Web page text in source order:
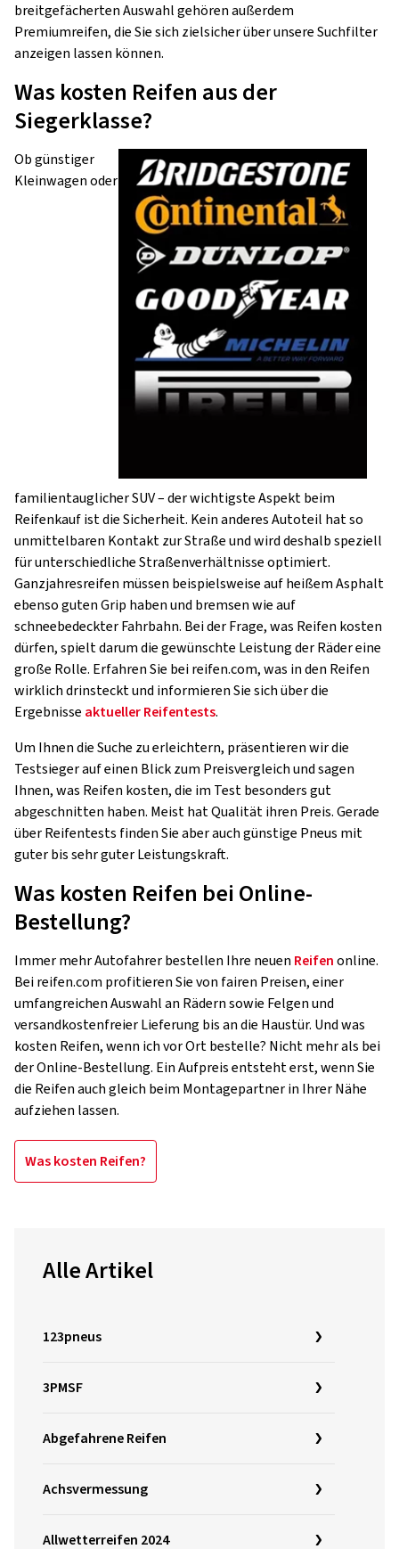
breitgefächerten Auswahl gehören außerdem
Premiumreifen, die Sie sich zielsicher über unsere Suchfilter
anzeigen lassen können.
Was kosten Reifen aus der
Siegerklasse?
Ob günstiger
Kleinwagen oder
familientauglicher SUV – der wichtigste Aspekt beim
Reifenkauf ist die Sicherheit. Kein anderes Autoteil hat so
unmittelbaren Kontakt zur Straße und wird deshalb speziell
für unterschiedliche Straßenverhältnisse optimiert.
Ganzjahresreifen müssen beispielsweise auf heißem Asphalt
ebenso guten Grip haben und bremsen wie auf
schneebedeckter Fahrbahn. Bei der Frage, was Reifen kosten
dürfen, spielt darum die gewünschte Leistung der Räder eine
große Rolle. Erfahren Sie bei reifen.com, was in den Reifen
wirklich drinsteckt und informieren Sie sich über die
Ergebnisse aktueller Reifentests.
Um Ihnen die Suche zu erleichtern, präsentieren wir die
Testsieger auf einen Blick zum Preisvergleich und sagen
Ihnen, was Reifen kosten, die im Test besonders gut
abgeschnitten haben. Meist hat Qualität ihren Preis. Gerade
über Reifentests finden Sie aber auch günstige Pneus mit
guter bis sehr guter Leistungskraft.
Was kosten Reifen bei Online-
Bestellung?
Immer mehr Autofahrer bestellen Ihre neuen Reifenonline.
Bei reifen.com profitieren Sie von fairen Preisen, einer
umfangreichen Auswahl an Rädern sowie Felgen und
versandkostenfreier Lieferung bis an die Haustür. Und was
kosten Reifen, wenn ich vor Ort bestelle? Nicht mehr als bei
der Online-Bestellung. Ein Aufpreis entsteht erst, wenn Sie
die Reifen auch gleich beim Montagepartner in Ihrer Nähe
aufziehen lassen.
Was kosten Reifen?
Alle Artikel
123pneus
3PMSF
Abgefahrene Reifen
Achsvermessung
Allwetterreifen 2024